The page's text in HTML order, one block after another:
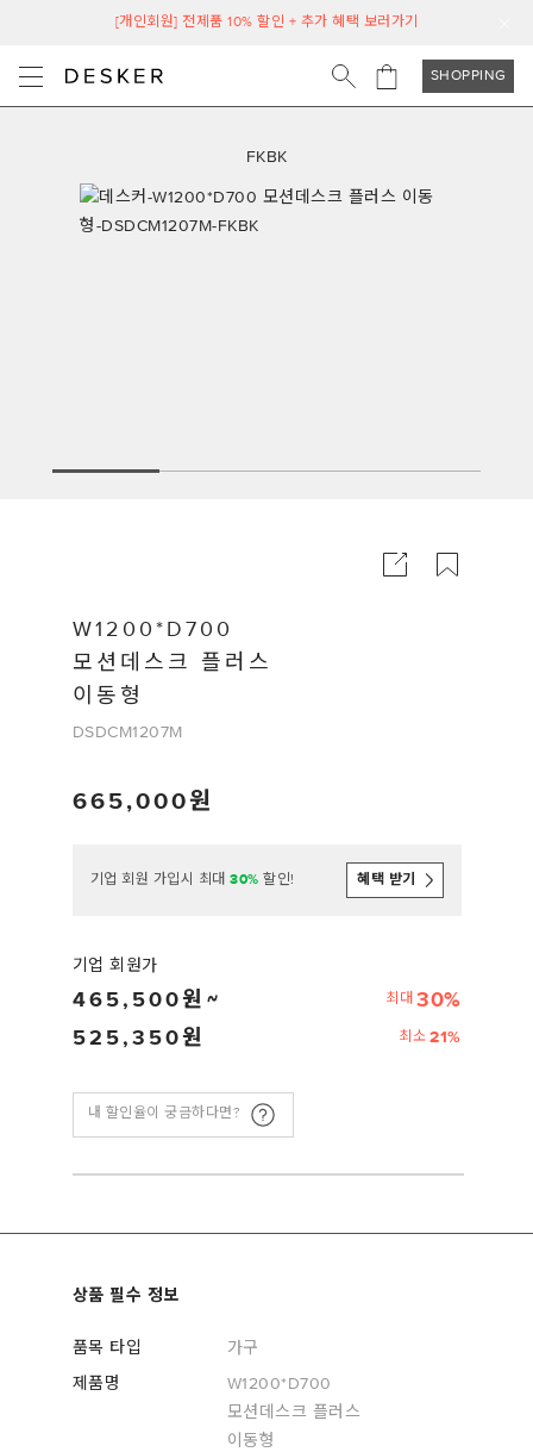
[개인회원] 전제품 10% 할인 + 추가 혜택 보러가기
SHOPPING
FKBK
W1200*D700
모션데스크 플러스
이동형
DSDCM1207M
665,000
기업 회원 가입시 최대 30% 할인! 혜택 받기
기업 회원가
465,500 최대 30%
525,350
최소 21%
내 할인율이 궁금하다면?
상품 필수 정보
품목 타입
가구
제품명
W1200*D700
모션데스크 플러스
이동형